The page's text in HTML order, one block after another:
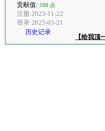
贡献值: 508 点
注册:2023-11-22
登录:2025-03-21
历史记录
【给我顶